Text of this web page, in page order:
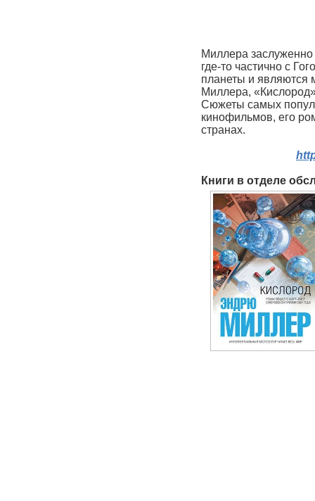
Миллера
где-то частично с
планеты и являются
Миллера,
Сюжеты самых
кинофильмов, его
странах.
Книги в отделе